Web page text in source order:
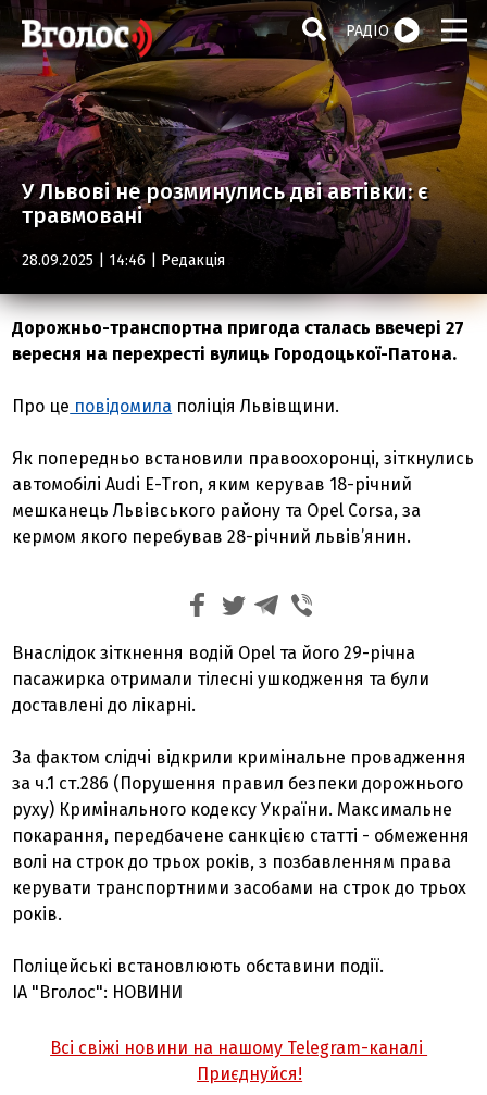
РАДІО
У Львові не розминулись дві автівки: є
травмовані
28.09.2025 | 14:46 | Редакція
Дорожньо-транспортна пригода сталась ввечері 27
вересня на перехресті вулиць Городоцької-Патона.
Про це повідомила поліція Львівщини.
Як попередньо встановили правоохоронці, зіткнулись
автомобілі Audi E-Tron, яким керував 18-річний
мешканець Львівського району та Opel Corsa, за
кермом якого перебував 28-річний львів’янин.
Внаслідок зіткнення водій Opel та його 29-річна
пасажирка отримали тілесні ушкодження та були
доставлені до лікарні.
За фактом слідчі відкрили кримінальне провадження
за ч.1 ст.286 (Порушення правил безпеки дорожнього
руху) Кримінального кодексу України. Максимальне
покарання, передбачене санкцією статті - обмеження
волі на строк до трьох років, з позбавленням права
керувати транспортними засобами на строк до трьох
років.
Поліцейські встановлюють обставини події.
ІА "Вголос": НОВИНИ
Всі свіжі новини на нашому Telegram-каналі
Приєднуйся!